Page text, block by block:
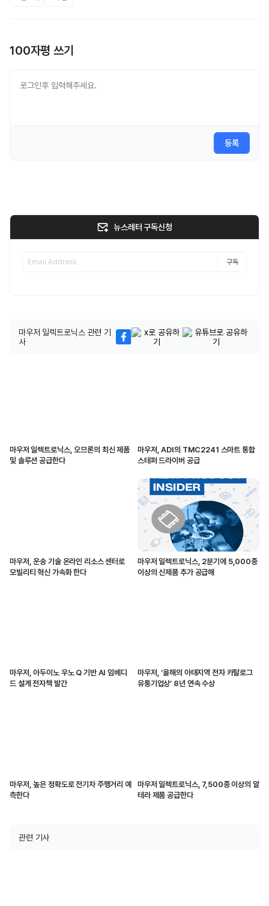
100자평 쓰기
등록
뉴스레터 구독신청
구독
마우저 일렉트로닉스 관련 기
사
마우저 일렉트로닉스, 오므론의 최신 제품
및 솔루션 공급한다
마우저, ADI의 TMC2241 스마트 통합
스테퍼 드라이버 공급
마우저, 운송 기술 온라인 리소스 센터로
모빌리티 혁신 가속화 한다
마우저 일렉트로닉스, 2분기에 5,000종
이상의 신제품 추가 공급해
마우저, 아두이노 우노 Q 기반 AI 임베디
드 설계 전자책 발간
마우저, ‘올해의 아태지역 전자 카탈로그
유통기업상’ 8년 연속 수상
마우저, 높은 정확도로 전기차 주행거리 예
측한다
마우저 일렉트로닉스, 7,500종 이상의 알
테라 제품 공급한다
관련 기사